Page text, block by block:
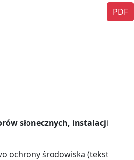
PDF
słonecznych, instalacji
ochrony środowiska (tekst